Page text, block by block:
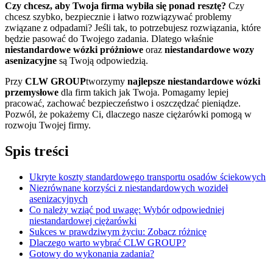
Czy chcesz, aby Twoja firma wybiła się ponad resztę? Czy
chcesz szybko, bezpiecznie i łatwo rozwiązywać problemy
związane z odpadami? Jeśli tak, to potrzebujesz rozwiązania, które
będzie pasować do Twojego zadania. Dlatego właśnie
niestandardowe wózki próżniowe oraz niestandardowe wozy
asenizacyjne są Twoją odpowiedzią.
Przy CLW GROUPtworzymy najlepsze niestandardowe wózki
przemysłowe dla firm takich jak Twoja. Pomagamy lepiej
pracować, zachować bezpieczeństwo i oszczędzać pieniądze.
Pozwól, że pokażemy Ci, dlaczego nasze ciężarówki pomogą w
rozwoju Twojej firmy.
Spis treści
Ukryte koszty standardowego transportu osadów ściekowych
Niezrównane korzyści z niestandardowych wozideł
asenizacyjnych
Co należy wziąć pod uwagę: Wybór odpowiedniej
niestandardowej ciężarówki
Sukces w prawdziwym życiu: Zobacz różnicę
Dlaczego warto wybrać CLW GROUP?
Gotowy do wykonania zadania?